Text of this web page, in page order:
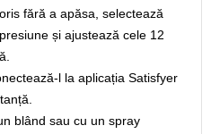
fără a apăsa, selectează
și ajustează cele 12
l la aplicația Satisfyer
blând sau cu un spray